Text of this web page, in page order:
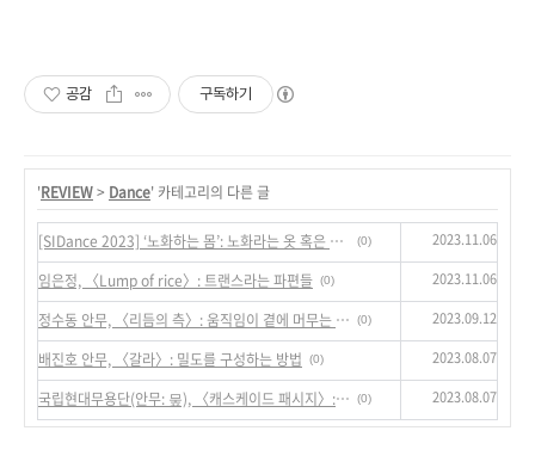
공감 구독하기
'REVIEW> Dance' 카테고리의 다른 글
[SIDance 2023] ‘노화하는 몸’: 노화라는 옷 혹은 두께 (0) 2023.11.06
임은정, 〈Lump of rice〉: 트랜스라는 파편들 (0) 2023.11.06
정수동 안무, 〈리듬의 측〉: 움직임이 곁에 머무는 방식 (0) 2023.09.12
배진호 안무, 〈갈라〉: 밀도를 구성하는 방법 (0) 2023.08.07
국립현대무용단(안무: 뭎), 〈캐스케이드 패시지〉: 극장이라는 서사 (0) 2023.08.07